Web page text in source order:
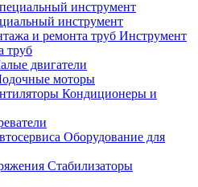
инструмент
Инструмент
труб
двигатели
моторы
Кондиционеры и
Оборудование для
Стабилизаторы